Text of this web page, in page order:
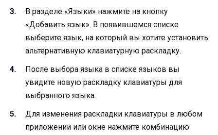
В разделе «Языки» нажмите на кнопку
«Добавить язык». В появившемся списке
выберите язык, на который вы хотите установить
альтернативную клавиатурную раскладку.
После выбора языка в списке языков вы
увидите новую раскладку клавиатуры для
выбранного языка.
Для изменения раскладки клавиатуры в любом
приложении или окне нажмите комбинацию